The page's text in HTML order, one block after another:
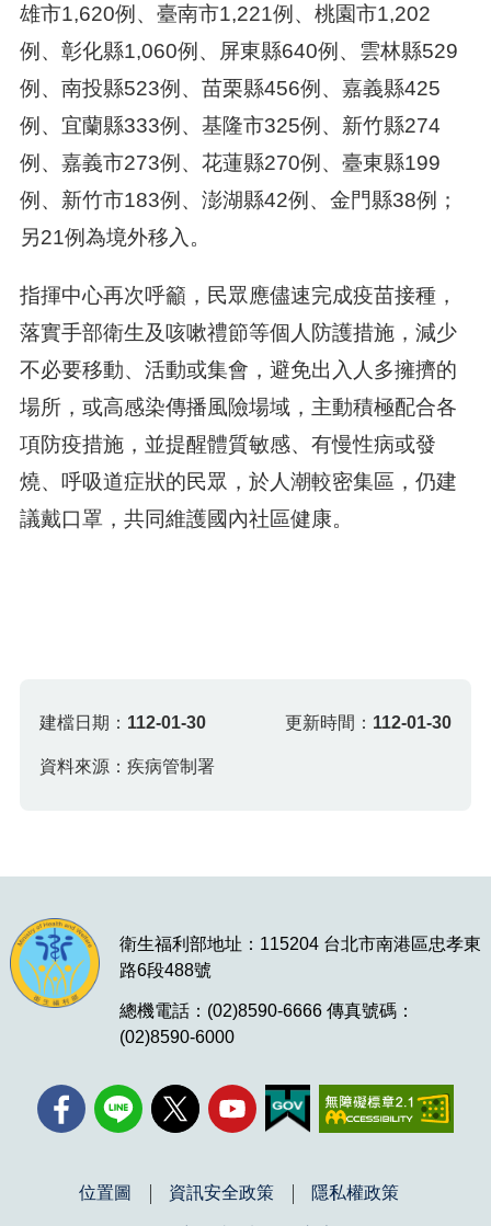
雄市1,620例、臺南市1,221例、桃園市1,202
例、彰化縣1,060例、屏東縣640例、雲林縣529
例、南投縣523例、苗栗縣456例、嘉義縣425
例、宜蘭縣333例、基隆市325例、新竹縣274
例、嘉義市273例、花蓮縣270例、臺東縣199
例、新竹市183例、澎湖縣42例、金門縣38例；
另21例為境外移入。
指揮中心再次呼籲，民眾應儘速完成疫苗接種，
落實手部衛生及咳嗽禮節等個人防護措施，減少
不必要移動、活動或集會，避免出入人多擁擠的
場所，或高感染傳播風險場域，主動積極配合各
項防疫措施，並提醒體質敏感、有慢性病或發
燒、呼吸道症狀的民眾，於人潮較密集區，仍建
議戴口罩，共同維護國內社區健康。
建檔日期： 112-01-30 更新時間： 112-01-30
資料來源：疾病管制署
衛生福利部地址：115204 台北市南港區忠孝東
路6段488號
總機電話：(02)8590-6666 傳真號碼：
(02)8590-6000
位置圖 資訊安全政策 隱私權政策